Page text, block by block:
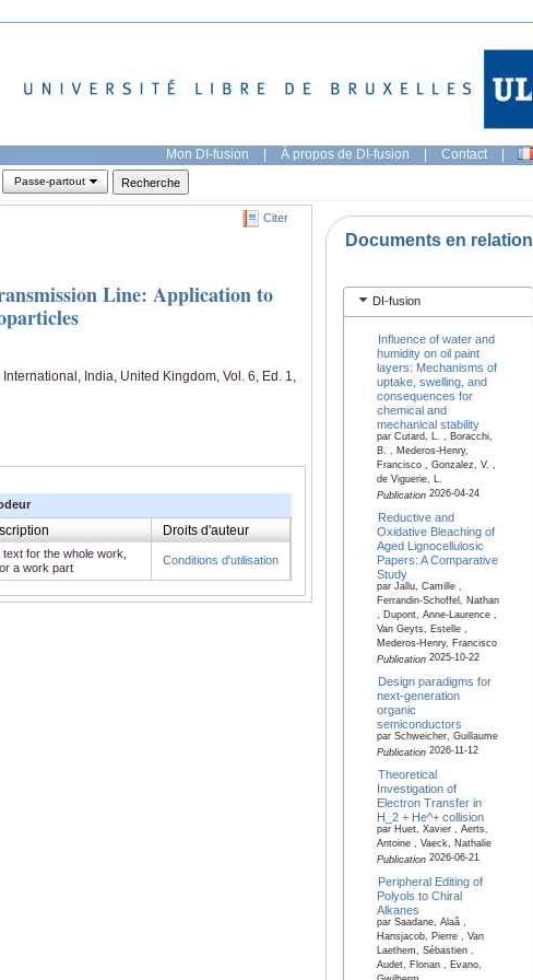
Mon DI-fusion | À propos de DI-fusion | Contact |
Passe-partout
Citer
Line: Application to
India, United Kingdom, Vol. 6, Ed. 1,
Droits d'auteur
text for the whole work,
a work part
Conditions d'utilisation
Documents en relation
DI-fusion
Influence of water and
humidity on oil paint
layers: Mechanisms of
uptake, swelling, and
consequences for
chemical and
mechanical stability
par Cutard, L. , Boracchi,
B. , Mederos-Henry,
Francisco , Gonzalez, V. ,
de Viguerie, L.
Publication2026-04-24
Reductive and
Oxidative Bleaching of
Aged Lignocellulosic
Papers: A Comparative
Study
par Jallu, Camille ,
Ferrandin-Schoffel, Nathan
, Dupont, Anne-Laurence ,
Van Geyts, Estelle ,
Mederos-Henry, Francisco
Publication2025-10-22
Design paradigms for
next-generation
organic
semiconductors
par Schweicher, Guillaume
Publication2026-11-12
Theoretical
Investigation of
Electron Transfer in
H_2 + He^+ collision
par Huet, Xavier , Aerts,
Antoine , Vaeck, Nathalie
Publication2026-06-21
Peripheral Editing of
Polyols to Chiral
Alkanes
par Saadane, Alaâ ,
Hansjacob, Pierre , Van
Laethem, Sébastien ,
Audet, Florian , Evano,